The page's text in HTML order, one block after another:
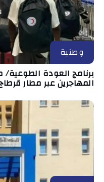
وطنية
برنامج العودة
المهاجرين عبر مطار